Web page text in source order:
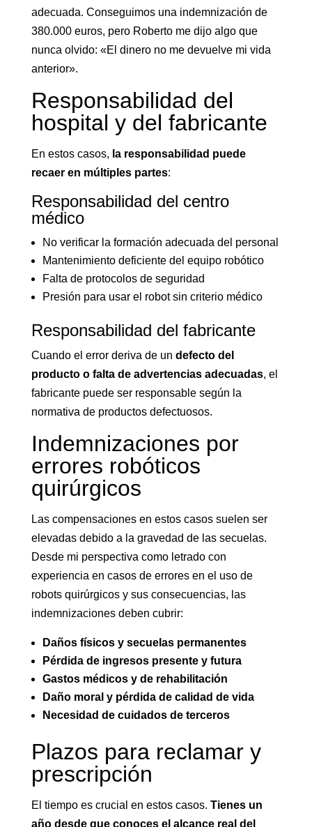
adecuada. Conseguimos una indemnización de
380.000 euros, pero Roberto me dijo algo que
nunca olvido: «El dinero no me devuelve mi vida
anterior».
Responsabilidad del
hospital y del fabricante
En estos casos, la responsabilidad puede
recaer en múltiples partes:
Responsabilidad del centro
médico
No verificar la formación adecuada del personal
Mantenimiento deficiente del equipo robótico
Falta de protocolos de seguridad
Presión para usar el robot sin criterio médico
Responsabilidad del fabricante
Cuando el error deriva de un defecto del
producto o falta de advertencias adecuadas, el
fabricante puede ser responsable según la
normativa de productos defectuosos.
Indemnizaciones por
errores robóticos
quirúrgicos
Las compensaciones en estos casos suelen ser
elevadas debido a la gravedad de las secuelas.
Desde mi perspectiva como letrado con
experiencia en casos de errores en el uso de
robots quirúrgicos y sus consecuencias, las
indemnizaciones deben cubrir:
Daños físicos y secuelas permanentes
Pérdida de ingresos presente y futura
Gastos médicos y de rehabilitación
Daño moral y pérdida de calidad de vida
Necesidad de cuidados de terceros
Plazos para reclamar y
prescripción
El tiempo es crucial en estos casos. Tienes un
año desde que conoces el alcance real del